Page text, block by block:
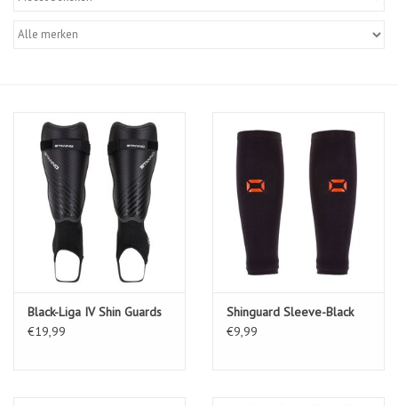
Merken
Black-Liga IV Shin Guards
€19,99
Shinguard Sleeve-Black
€9,99